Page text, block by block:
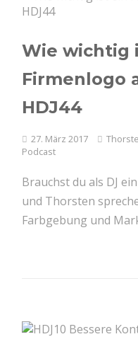
Wie wichtig
Firmenlogo
HDJ44
27. März 2017
Podcast
Brauchst du als DJ
und Thorsten
Farbgebung und